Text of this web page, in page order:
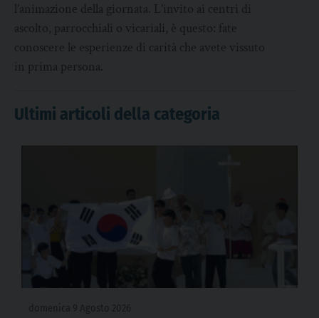
l’animazione della giornata. L’invito ai centri di
ascolto, parrocchiali o vicariali, è questo: fate
conoscere le esperienze di carità che avete vissuto
in prima persona.
Ultimi articoli della categoria